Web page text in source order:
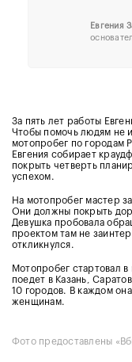
Евгения
За пять лет работы
Чтобы помочь людям не
мотопробег по городам
Евгения собирает
покрыть четверть
успехом.
На мотопробег мастер
Они должны покрыть
Девушка пробовала
проектом там не
откликнулся.
Мотопробег стартовал в
поедет в Казань,
10 городов. В каждом
женщинам.
Фото предоставлены